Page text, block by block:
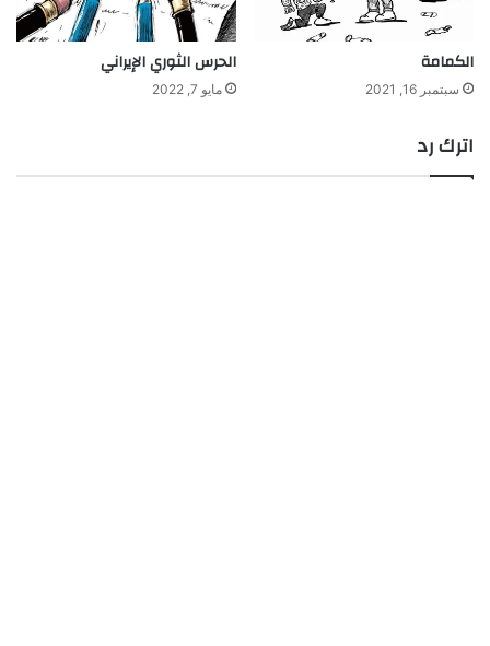
الكمامة
سبتمبر 16, 2021
الحرس الثوري الإيراني
مايو 7, 2022
اترك رد